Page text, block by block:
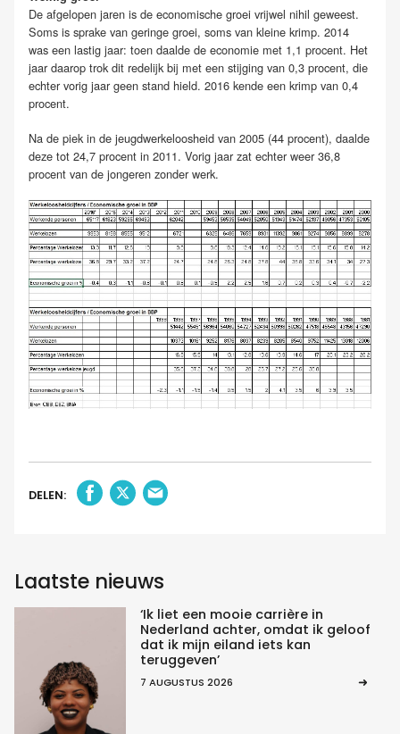
De afgelopen jaren is de economische groei vrijwel nihil geweest.
Soms is sprake van geringe groei, soms van kleine krimp. 2014
was een lastig jaar: toen daalde de economie met 1,1 procent. Het
jaar daarop trok dit redelijk bij met een stijging van 0,3 procent, die
echter vorig jaar geen stand hield. 2016 kende een krimp van 0,4
procent.
Na de piek in de jeugdwerkeloosheid van 2005 (44 procent), daalde
deze tot 24,7 procent in 2011. Vorig jaar zat echter weer 36,8
procent van de jongeren zonder werk.
DELEN:
Laatste nieuws
‘Ik liet een mooie carrière in
Nederland achter, omdat ik geloof
dat ik mijn eiland iets kan
teruggeven’
7 AUGUSTUS 2026